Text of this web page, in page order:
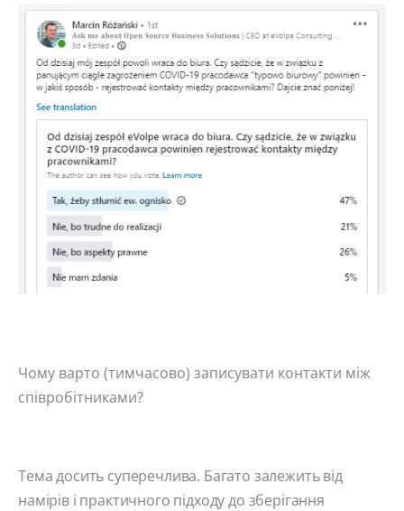
Чому варто (тимчасово) записувати контакти між
співробітниками?
Тема досить суперечлива. Багато залежить від
намірів і практичного підходу до зберігання